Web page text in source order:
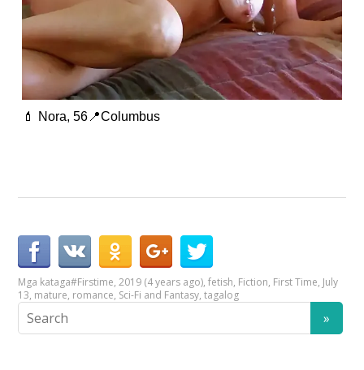
💄 Nora, 56📍Columbus
Mga kataga#Firstime,2019 (4 years ago),fetish, Fiction, First Time, July
13, mature, romance, Sci-Fi and Fantasy,tagalog